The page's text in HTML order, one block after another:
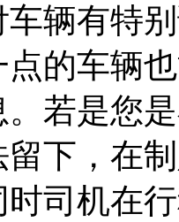
辆有特
的车辆
若是您
下，在
时司机在